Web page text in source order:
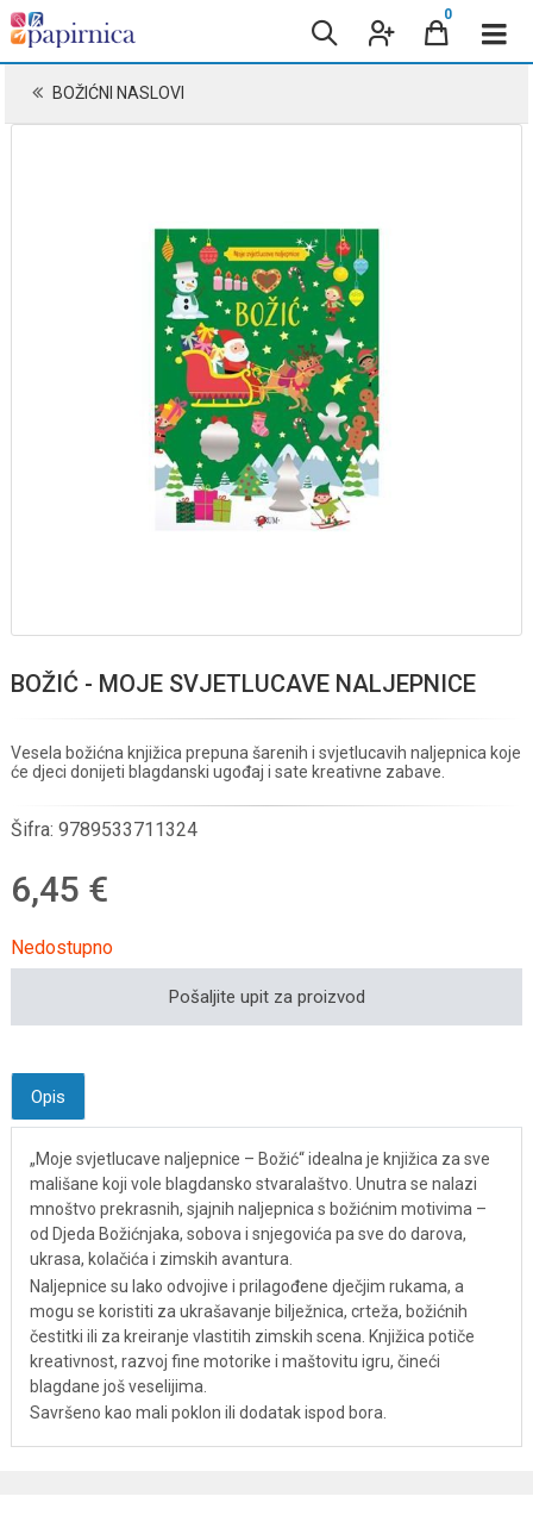
0
BOŽIĆNI NASLOVI
BOŽIĆ - MOJE SVJETLUCAVE NALJEPNICE
Vesela božićna knjižica prepuna šarenih i svjetlucavih naljepnica koje
će djeci donijeti blagdanski ugođaj i sate kreativne zabave.
Šifra: 9789533711324
6,45 €
Nedostupno
Pošaljite upit za proizvod
Opis
„Moje svjetlucave naljepnice – Božić“ idealna je knjižica za sve
mališane koji vole blagdansko stvaralaštvo. Unutra se nalazi
mnoštvo prekrasnih, sjajnih naljepnica s božićnim motivima –
od Djeda Božićnjaka, sobova i snjegovića pa sve do darova,
ukrasa, kolačića i zimskih avantura.
Naljepnice su lako odvojive i prilagođene dječjim rukama, a
mogu se koristiti za ukrašavanje bilježnica, crteža, božićnih
čestitki ili za kreiranje vlastitih zimskih scena. Knjižica potiče
kreativnost, razvoj fine motorike i maštovitu igru, čineći
blagdane još veselijima.
Savršeno kao mali poklon ili dodatak ispod bora.